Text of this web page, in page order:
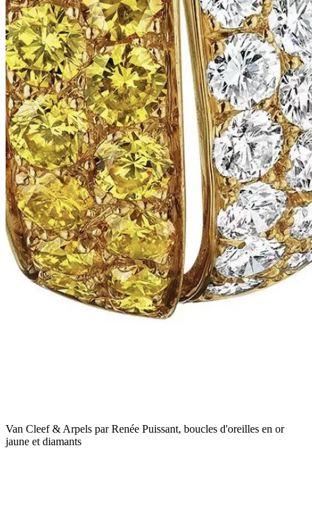
Van Cleef & Arpels par Renée Puissant, boucles d'oreilles en or
jaune et diamants